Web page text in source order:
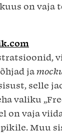
on vaja
ja
selle
valiku
on vaja
Muu